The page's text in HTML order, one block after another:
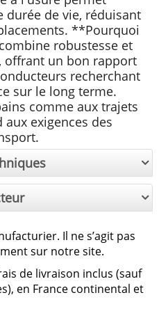
durée de vie, réduisant
**Pourquoi
robustesse et
offrant un bon rapport
recherchant
sur le long terme.
comme aux trajets
exigences des
Il ne s’agit pas
sur notre site.
de livraison inclus (sauf
en France continental et